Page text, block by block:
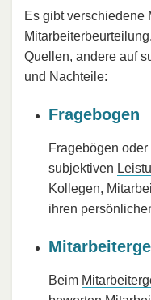
Es gibt verschiedene
Quellen, andere auf
und Nachteile:
Fragebogen
Fragebögen
subjektiven
Kollegen,
ihren
Beim